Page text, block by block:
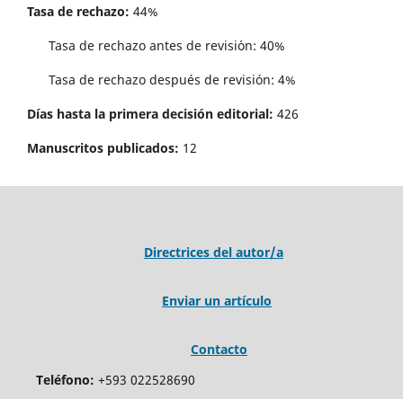
Tasa de rechazo: 44%
Tasa de rechazo antes de revisi´on: 40%
Tasa de rechazo después de revisión: 4%
Días hasta la primera decisión editorial: 426
Manuscritos publicados: 12
Directrices del autor/a
Enviar un artículo
Contacto
Teléfono: +593 022528690